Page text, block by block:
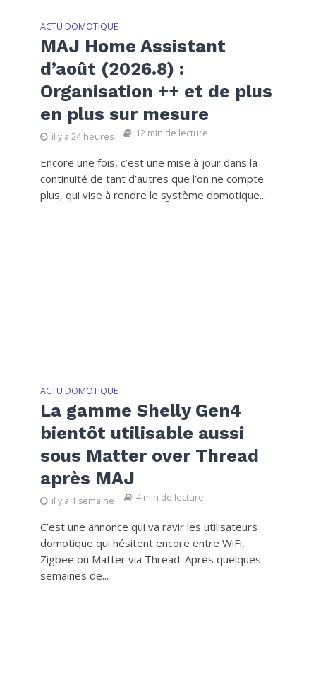
ACTU DOMOTIQUE
MAJ Home Assistant
d’août (2026.8) :
Organisation ++ et de plus
en plus sur mesure
il y a 24 heures 12 min de lecture
Encore une fois, c’est une mise à jour dans la
continuité de tant d’autres que l’on ne compte
plus, qui vise à rendre le système domotique...
ACTU DOMOTIQUE
La gamme Shelly Gen4
bientôt utilisable aussi
sous Matter over Thread
après MAJ
il y a 1 semaine 4 min de lecture
C’est une annonce qui va ravir les utilisateurs
domotique qui hésitent encore entre WiFi,
Zigbee ou Matter via Thread. Après quelques
semaines de...